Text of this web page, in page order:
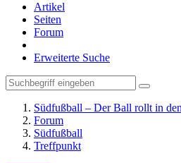
Artikel
Seiten
Forum
Erweiterte Suche
Südfußball – Der Ball rollt in
Forum
Südfußball
Treffpunkt